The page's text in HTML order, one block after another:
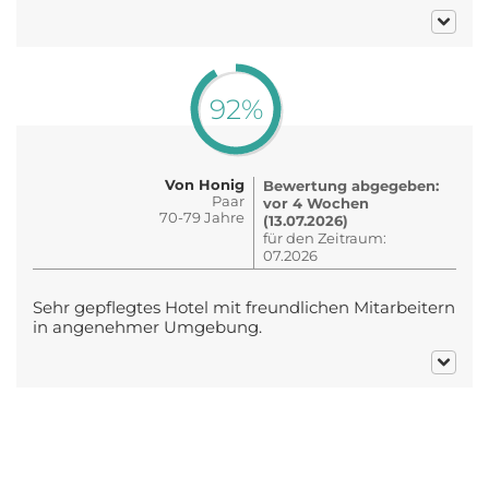
92%
Von Honig
Paar
70-79 Jahre
Bewertung abgegeben:
vor 4 Wochen
(13.07.2026)
für den Zeitraum:
07.2026
Sehr gepflegtes Hotel mit freundlichen Mitarbeitern
in angenehmer Umgebung.